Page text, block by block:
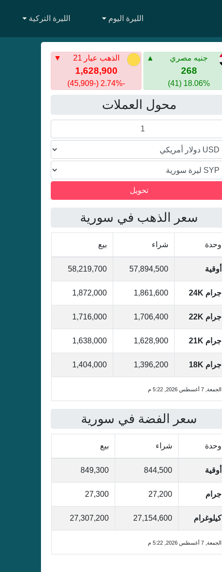
الليرة اليوم الليرة التركية
جنيه مصري
268
18.06% (41)
الذهب عيار 21
1,628,900
-2.74% (-45,909)
محول العملات
سعر الذهب في سورية
وحدة شراء بيع
أوقية 57,894,500
58,219,700
جرام 24K 1,861,600
1,872,000
جرام 22K 1,706,400
1,716,000
جرام 21K 1,628,900
1,638,000
جرام 18K 1,396,200
1,404,000
الجمعة, 7 أغسطس 2026, 5:22 م
سعر الفضة في سورية
وحدة شراء بيع
أوقية 844,500
849,300
جرام 27,200
27,300
كيلوغرام 27,154,600
27,307,200
الجمعة, 7 أغسطس 2026, 5:22 م